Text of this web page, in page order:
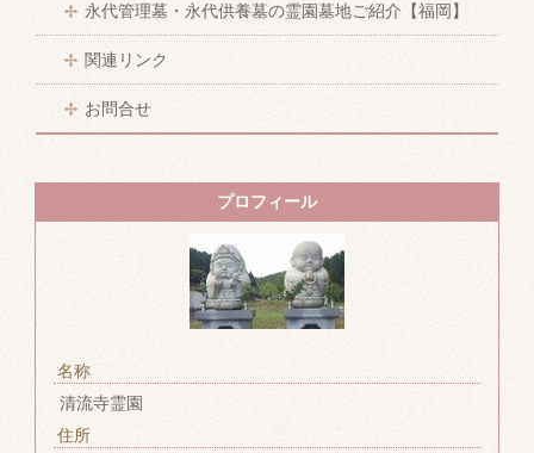
永代管理墓・永代供養墓の霊園墓地ご紹介【福岡】
関連リンク
お問合せ
プロフィール
名称
清流寺霊園
住所